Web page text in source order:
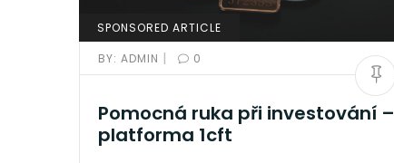
SPONSORED ARTICLE
BY: ADMIN | 0
Pomocná ruka při investování –
platforma 1cft